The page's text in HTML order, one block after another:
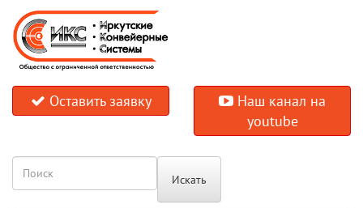
Оставить заявку
Наш канал на
youtube
Искать